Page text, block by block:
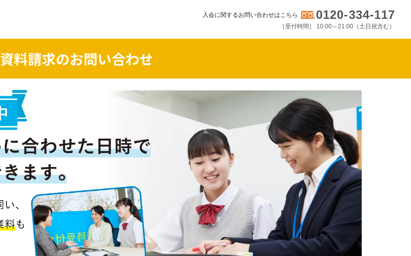
入会に関するお問い合わせはこちら 0120-334-117
［受付時間］ 10:00～21:00（土日祝含む）
資料請求のお問い合わせ